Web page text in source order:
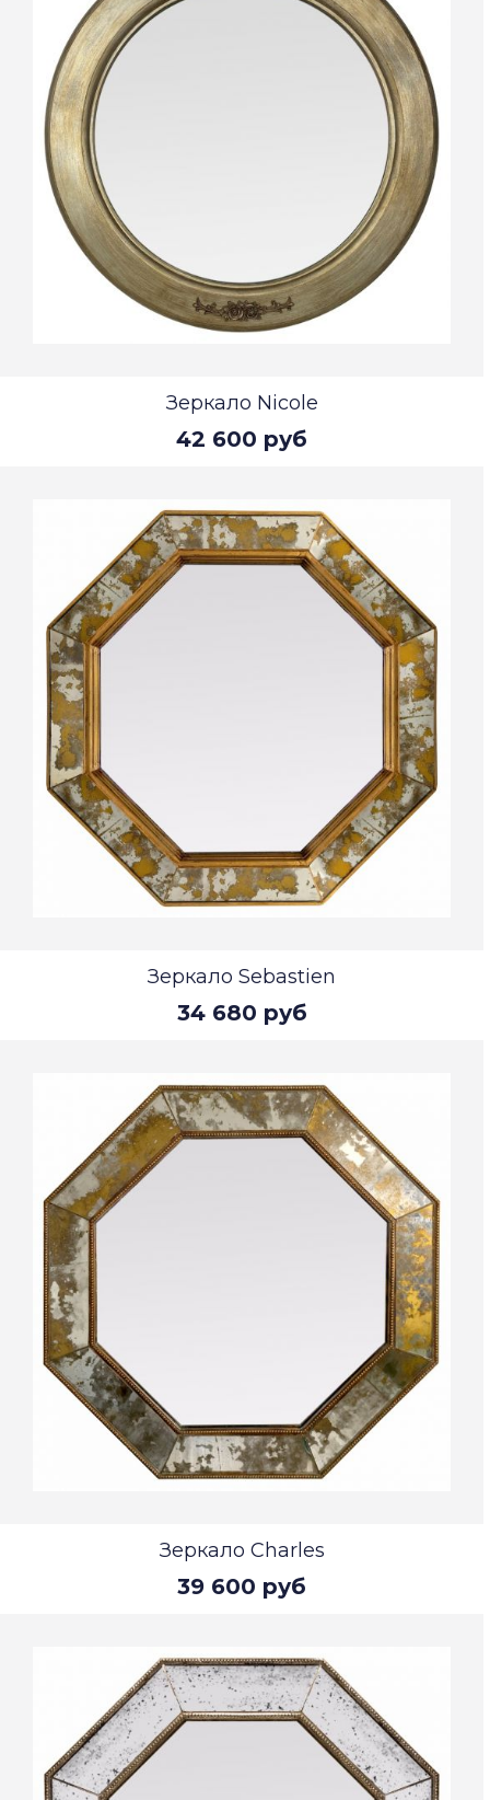
Зеркало Nicole
42 600 руб
Зеркало Sebastien
34 680 руб
Зеркало Charles
39 600 руб